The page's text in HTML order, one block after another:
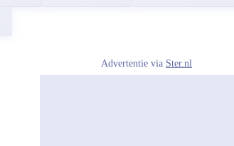
Advertentie via Ster.nl